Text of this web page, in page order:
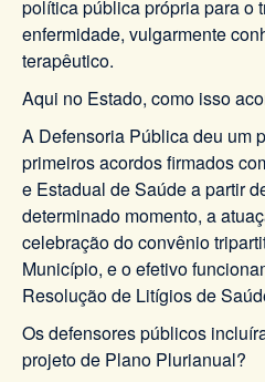
política pública própria para o
enfermidade, vulgarmente
terapêutico.
Aqui no Estado, como isso
A Defensoria Pública deu um
primeiros acordos firmados
e Estadual de Saúde a partir
determinado momento, a
celebração do convênio
Município, e o efetivo
Resolução de Litígios de
Os defensores públicos
projeto de Plano Plurianual?